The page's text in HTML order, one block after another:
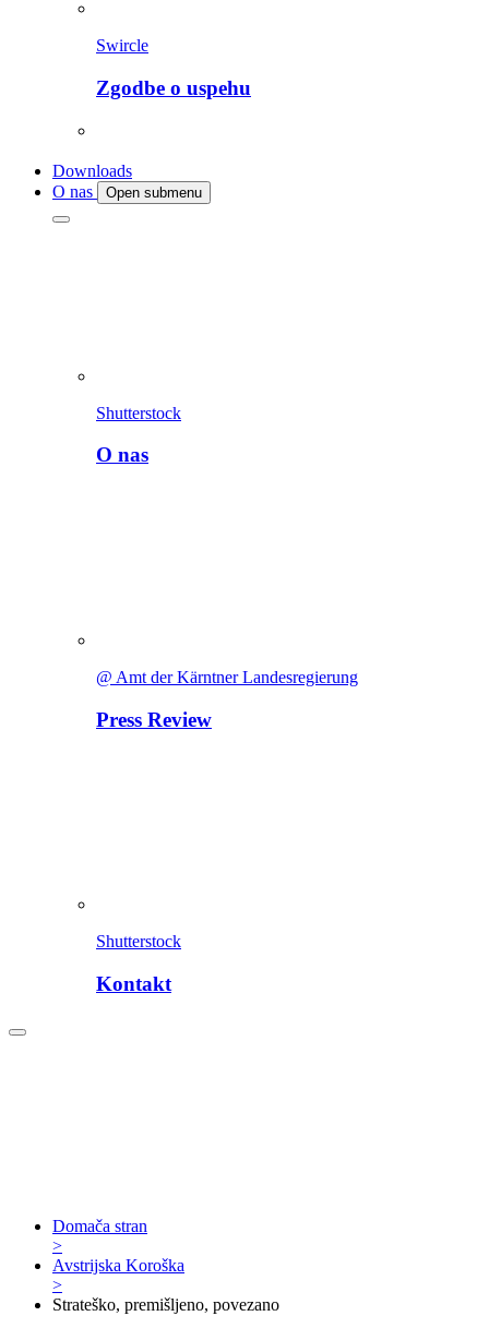
Swircle
Zgodbe o uspehu
Downloads
O nas
Open submenu
Shutterstock
O nas
@ Amt der Kärntner Landesregierung
Press Review
Shutterstock
Kontakt
Domača stran
>
Avstrijska Koroška
>
Strateško, premišljeno, povezano